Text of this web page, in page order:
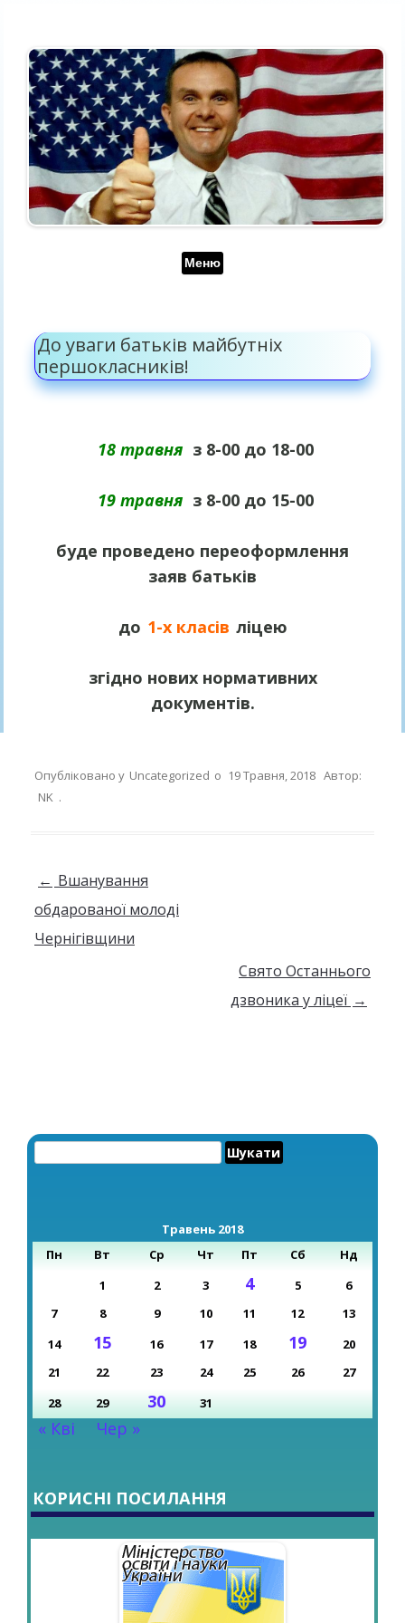
Меню
До уваги батьків майбутніх
першокласників!
18 травня з 8-00 до 18-00
19 травня з 8-00 до 15-00
буде проведено переоформлення
заяв батьків
до 1-х класів ліцею
згідно нових нормативних
документів.
Опубліковано у Uncategorized о 19 Травня, 2018 Автор:
NK .
Навігація по запису
← Вшанування
обдарованої молоді
Чернігівщини
Свято Останнього
дзвоника у ліцеї →
Травень 2018
Пн
Вт Ср Чт Пт Сб
Нд
1
2 3 4 5
6
7
8 9 10 11 12
13
14
15 16 17 18 19
20
21
22 23 24 25 26
27
28
29 30 31
« Кві Чер »
КОРИСНІ ПОСИЛАННЯ